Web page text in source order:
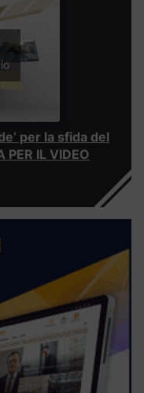
per la sfida del
IL VIDEO